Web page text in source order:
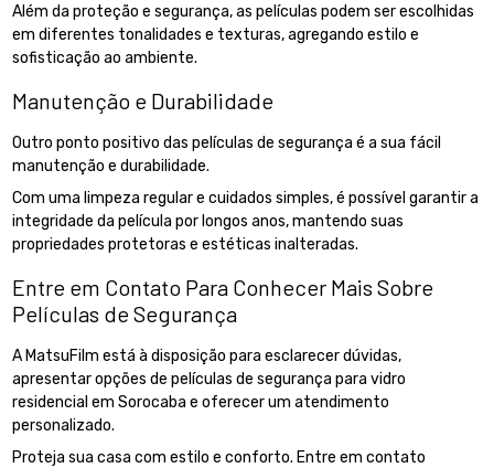
Além da proteção e segurança, as películas podem ser escolhidas
em diferentes tonalidades e texturas, agregando estilo e
sofisticação ao ambiente.
Manutenção e Durabilidade
Outro ponto positivo das películas de segurança é a sua fácil
manutenção e durabilidade.
Com uma limpeza regular e cuidados simples, é possível garantir a
integridade da película por longos anos, mantendo suas
propriedades protetoras e estéticas inalteradas.
Entre em Contato Para Conhecer Mais Sobre
Películas de Segurança
A MatsuFilm está à disposição para esclarecer dúvidas,
apresentar opções de películas de segurança para vidro
residencial em Sorocaba e oferecer um atendimento
personalizado.
Proteja sua casa com estilo e conforto. Entre em contato